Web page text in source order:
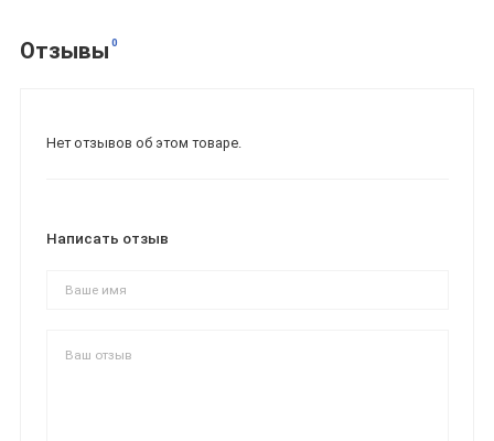
Отзывы 0
Нет отзывов об этом товаре.
Написать отзыв